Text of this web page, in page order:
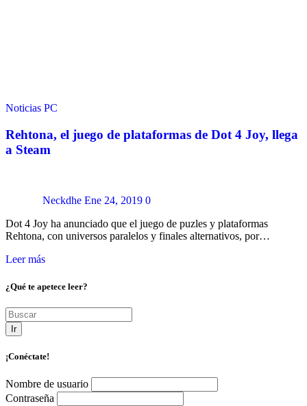
Noticias PC
Rehtona, el juego de plataformas de Dot 4 Joy, llega
a Steam
Neckdhe Ene 24, 2019 0
Dot 4 Joy ha anunciado que el juego de puzles y plataformas
Rehtona, con universos paralelos y finales alternativos, por…
Leer más
¿Qué te apetece leer?
Ir
¡Conéctate!
Nombre de usuario
Contraseña